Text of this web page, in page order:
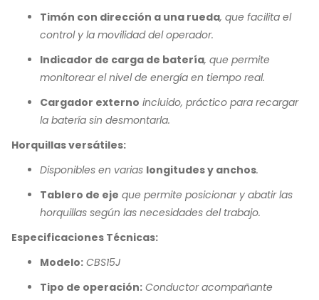
Timón con dirección a una rueda, que facilita el
control y la movilidad del operador.
Indicador de carga de batería, que permite
monitorear el nivel de energía en tiempo real.
Cargador externo incluido, práctico para recargar
la batería sin desmontarla.
Horquillas versátiles:
Disponibles en varias longitudes y anchos.
Tablero de eje que permite posicionar y abatir las
horquillas según las necesidades del trabajo.
Especificaciones Técnicas:
Modelo: CBS15J
Tipo de operación: Conductor acompañante